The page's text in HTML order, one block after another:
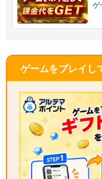
ゲ
ゲームをプレイし